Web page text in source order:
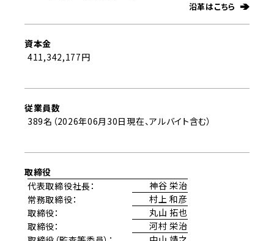
沿革はこちら
資本金
411,342,177円
従業員数
389名（2026年06月30日現在、アルバイト含む）
取締役
代表取締役社長：
神谷 栄治
常務取締役：
村上 和彦
取締役：
丸山 拓也
取締役：
河村 栄治